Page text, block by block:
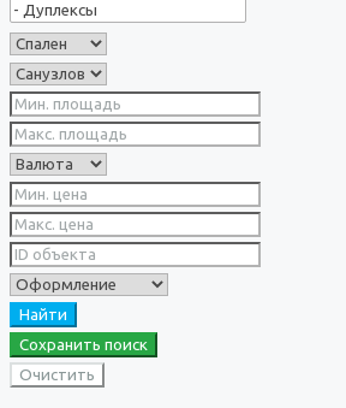
Найти
Сохранить поиск
Очистить